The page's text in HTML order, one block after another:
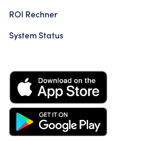
ROI Rechner
System Status